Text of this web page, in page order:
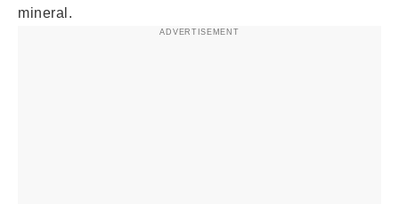
mineral.
ADVERTISEMENT